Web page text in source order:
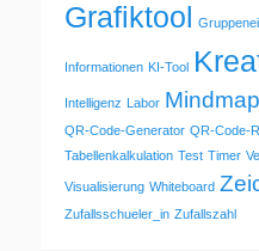
Grafiktool
Informationen KI-Tool
Intelligenz Labor Mindmap
QR-Code-Generator QR-Code-
Tabellenkalkulation Test Timer
Visualisierung Whiteboard
Zufallsschueler_in Zufallszahl